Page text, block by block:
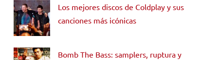
Los mejores discos de Coldplay y sus
canciones más icónicas
Bomb The Bass: samplers, ruptura y